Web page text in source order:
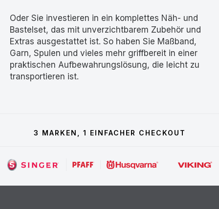
Oder Sie investieren in ein komplettes Näh- und
Bastelset, das mit unverzichtbarem Zubehör und
Extras ausgestattet ist. So haben Sie Maßband,
Garn, Spulen und vieles mehr griffbereit in einer
praktischen Aufbewahrungslösung, die leicht zu
transportieren ist.
3 MARKEN, 1 EINFACHER CHECKOUT